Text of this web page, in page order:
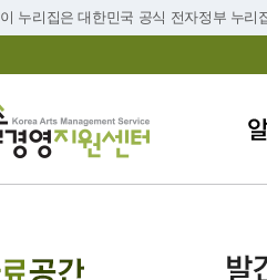
이 누리집은 대한민국 공식 전자정부 누리